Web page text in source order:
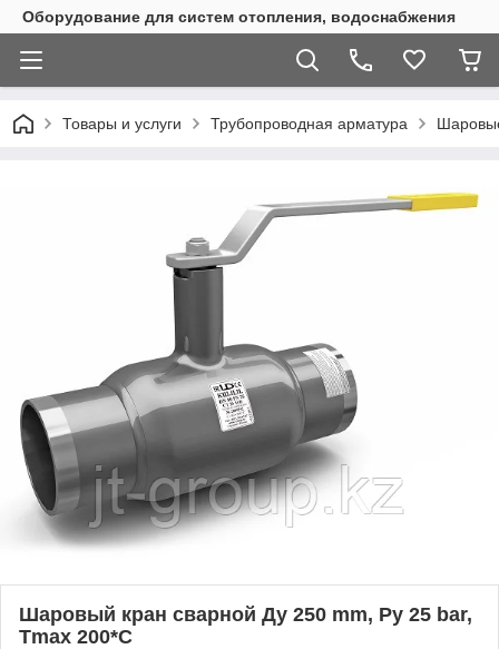
Оборудование для систем отопления, водоснабжения
Товары и услуги Трубопроводная арматура
Шаровый кран сварной Ду 250 mm, Py 25 bar,
Tmax 200*C